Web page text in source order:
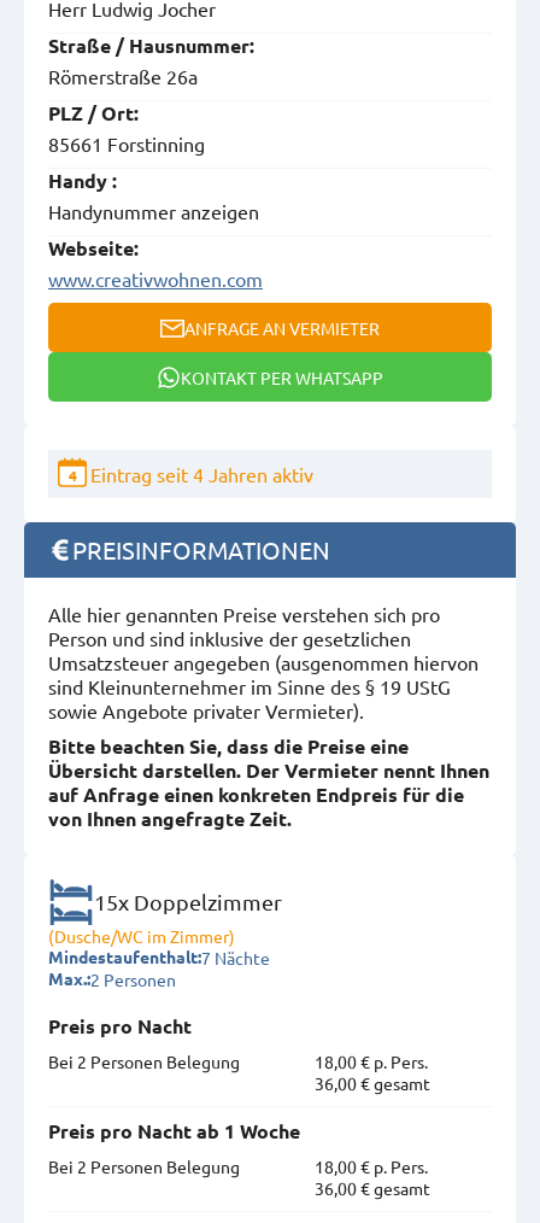
Herr Ludwig Jocher
Straße / Hausnummer:
Römerstraße 26a
PLZ / Ort:
85661 Forstinning
Handy :
Handynummer anzeigen
Webseite:
www.creativwohnen.com
ANFRAGE AN VERMIETER
KONTAKT PER WHATSAPP
4 Eintrag seit 4 Jahren aktiv
PREISINFORMATIONEN
Alle hier genannten Preise verstehen sich pro
Person und sind inklusive der gesetzlichen
Umsatzsteuer angegeben (ausgenommen hiervon
sind Kleinunternehmer im Sinne des § 19 UStG
sowie Angebote privater Vermieter).
Bitte beachten Sie, dass die Preise eine
Übersicht darstellen. Der Vermieter nennt Ihnen
auf Anfrage einen konkreten Endpreis für die
von Ihnen angefragte Zeit.
15x Doppelzimmer
(Dusche/WC im Zimmer)
Mindestaufenthalt:7 Nächte
Max.:2 Personen
Preis pro Nacht
Bei 2 Personen Belegung
18,00 € p. Pers.
36,00 € gesamt
Preis pro Nacht ab 1 Woche
Bei 2 Personen Belegung
18,00 € p. Pers.
36,00 € gesamt